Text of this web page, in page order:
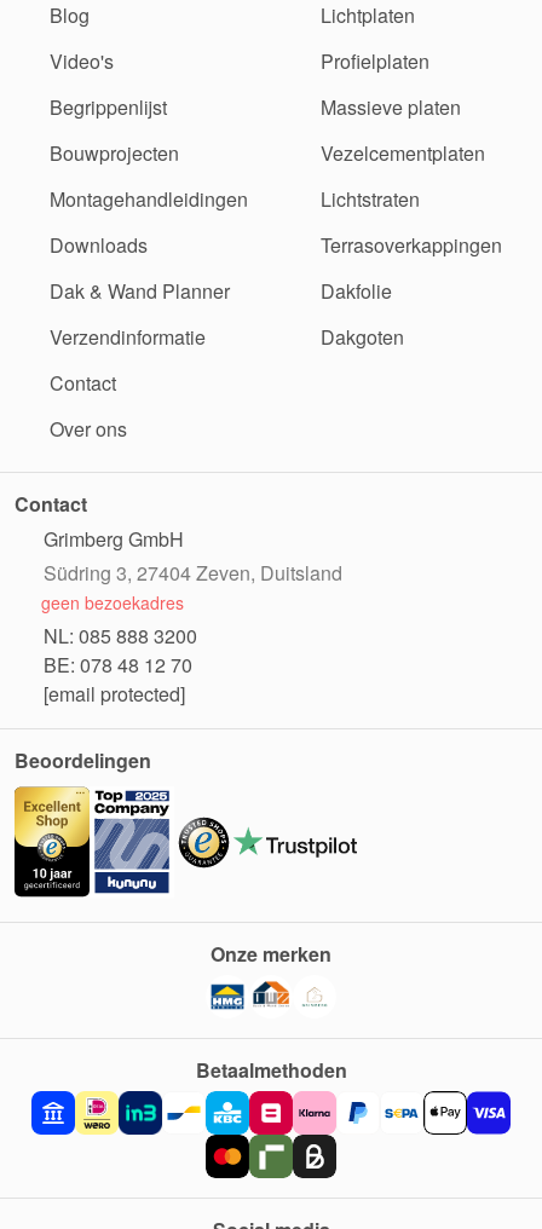
Blog
Video's
Begrippenlijst
Bouwprojecten
Montagehandleidingen
Downloads
Dak & Wand Planner
Verzendinformatie
Contact
Over ons
Lichtplaten
Profielplaten
Massieve platen
Vezelcementplaten
Lichtstraten
Terrasoverkappingen
Dakfolie
Dakgoten
Contact
Grimberg GmbH
Südring 3, 27404 Zeven, Duitsland
geen bezoekadres
NL: 085 888 3200
BE: 078 48 12 70
[email protected]
Beoordelingen
Betaalmethoden
Onze merken